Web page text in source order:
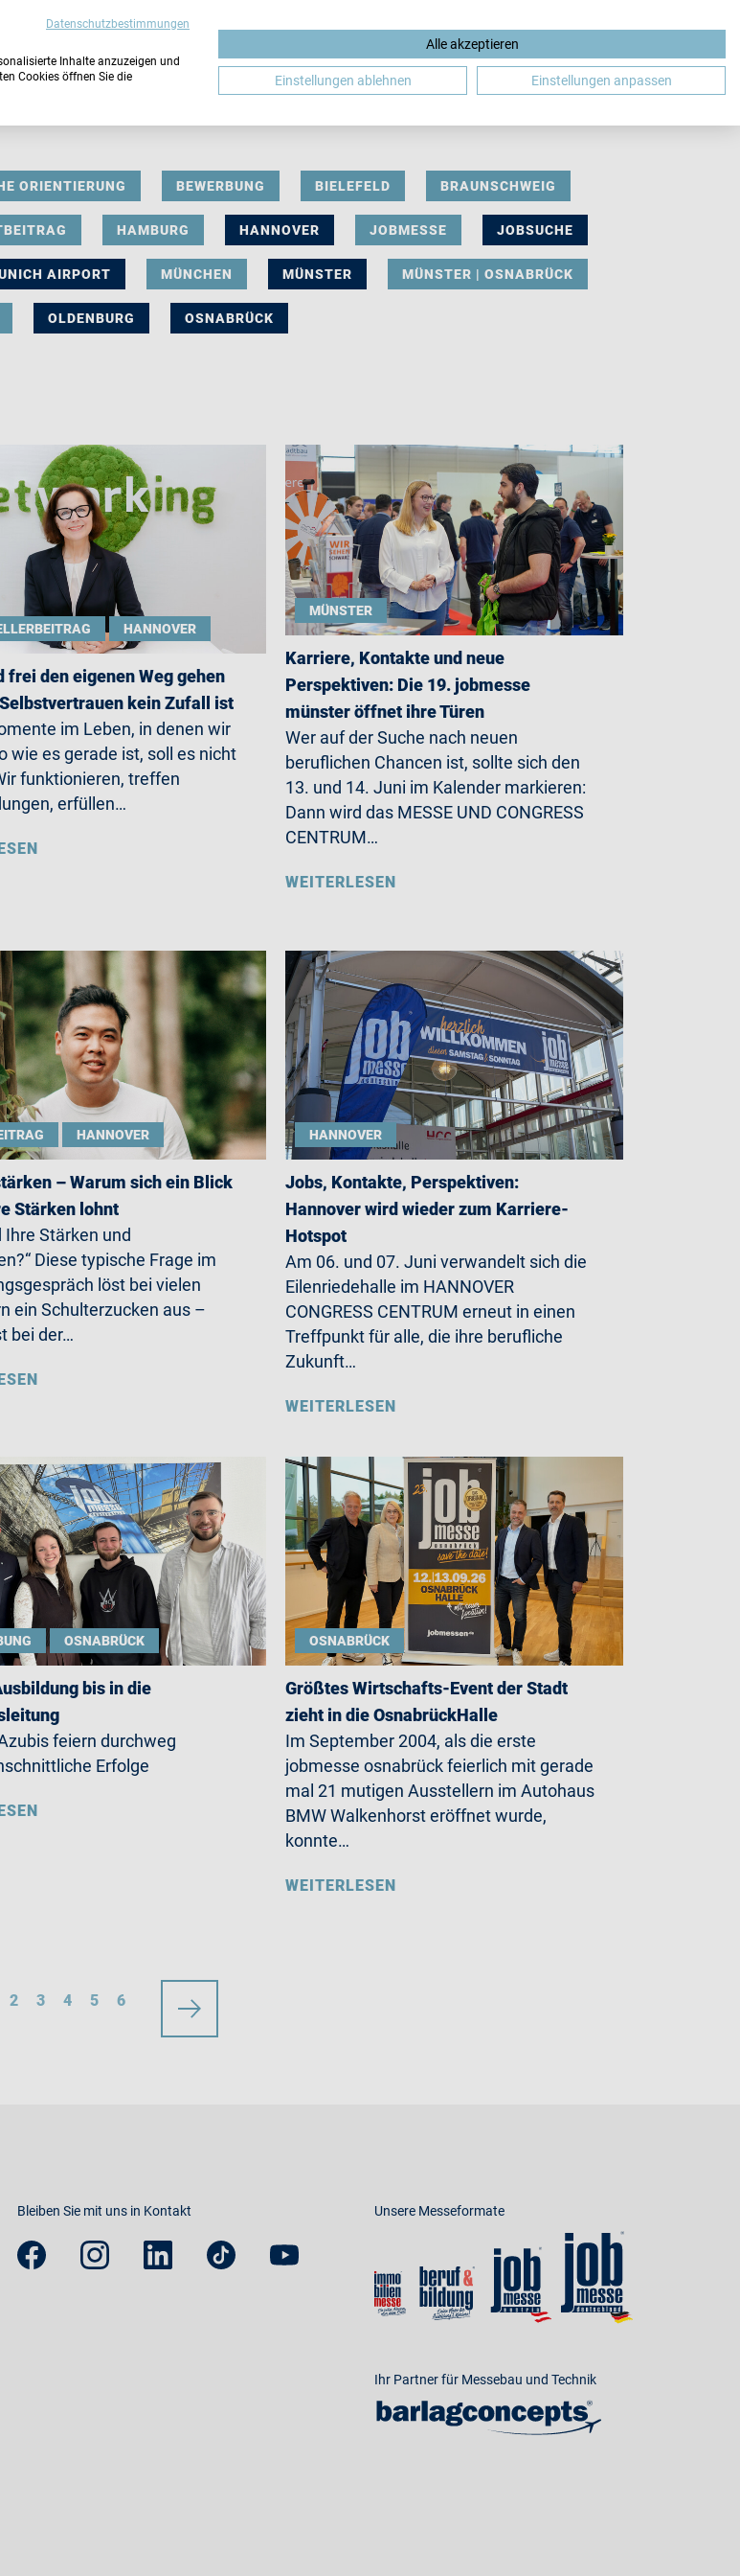
DE
ORIENTIERUNG BEWERBUNG BIELEFELD BRAUNSCHWEIG
HAMBURG HANNOVER JOBMESSE JOBSUCHE
AIRPORT MÜNCHEN MÜNSTER MÜNSTER | OSNABRÜCK
OLDENBURG OSNABRÜCK
HANNOVER
frei den eigenen Weg gehen
kein Zufall ist
im Leben, in denen wir
wie es gerade ist, soll es nicht
funktionieren, treffen
erfüllen…
MÜNSTER
Karriere, Kontakte und neue
Perspektiven: Die 19. jobmesse
münster öffnet ihre Türen
Wer auf der Suche nach neuen
beruflichen Chancen ist, sollte sich den
13. und 14. Juni im Kalender markieren:
Dann wird das MESSE UND CONGRESS
CENTRUM…
WEITERLESEN
HANNOVER
– Warum sich ein Blick
Stärken lohnt
Ihre Stärken und
Diese typische Frage im
löst bei vielen
ein Schulterzucken aus –
bei der…
HANNOVER
Jobs, Kontakte, Perspektiven:
Hannover wird wieder zum Karriere-
Hotspot
Am 06. und 07. Juni verwandelt sich die
Eilenriedehalle im HANNOVER
CONGRESS CENTRUM erneut in einen
Treffpunkt für alle, die ihre berufliche
Zukunft…
WEITERLESEN
OSNABRÜCK
bis in die
feiern durchweg
Erfolge
OSNABRÜCK
Größtes Wirtschafts-Event der Stadt
zieht in die OsnabrückHalle
Im September 2004, als die erste
jobmesse osnabrück feierlich mit gerade
mal 21 mutigen Ausstellern im Autohaus
BMW Walkenhorst eröffnet wurde,
konnte…
WEITERLESEN
2 3 4 5 6
Bleiben Sie mit uns in Kontakt Unsere Messeformate
Ihr Partner für Messebau und Technik
Datenschutzbestimmungen
Inhalte anzuzeigen und
Cookies öffnen Sie die
Alle akzeptieren
Einstellungen ablehnen Einstellungen anpassen